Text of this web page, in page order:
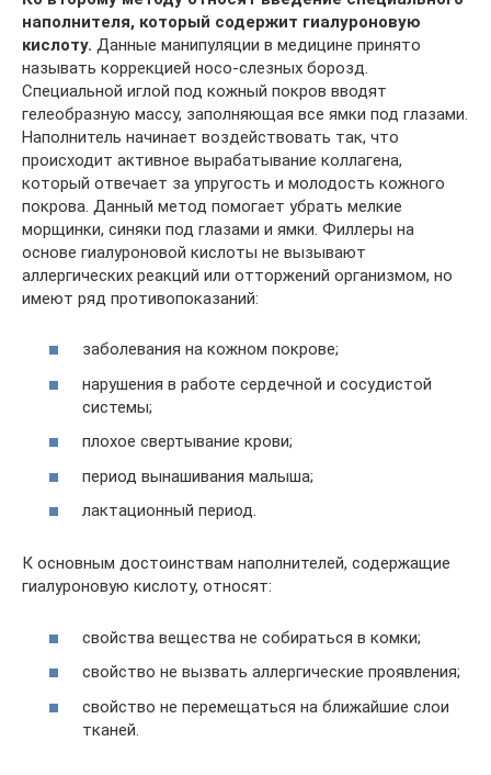
наполнителя, который содержит гиалуроновую
кислоту. Данные манипуляции в медицине принято
называть коррекцией носо-слезных борозд.
Специальной иглой под кожный покров вводят
гелеобразную массу, заполняющая все ямки под глазами.
Наполнитель начинает воздействовать так, что
происходит активное вырабатывание коллагена,
который отвечает за упругость и молодость кожного
покрова. Данный метод помогает убрать мелкие
морщинки, синяки под глазами и ямки. Филлеры на
основе гиалуроновой кислоты не вызывают
аллергических реакций или отторжений организмом, но
имеют ряд противопоказаний:
заболевания на кожном покрове;
нарушения в работе сердечной и сосудистой
системы;
плохое свертывание крови;
период вынашивания малыша;
лактационный период.
К основным достоинствам наполнителей, содержащие
гиалуроновую кислоту, относят:
свойства вещества не собираться в комки;
свойство не вызвать аллергические проявления;
свойство не перемещаться на ближайшие слои
тканей.